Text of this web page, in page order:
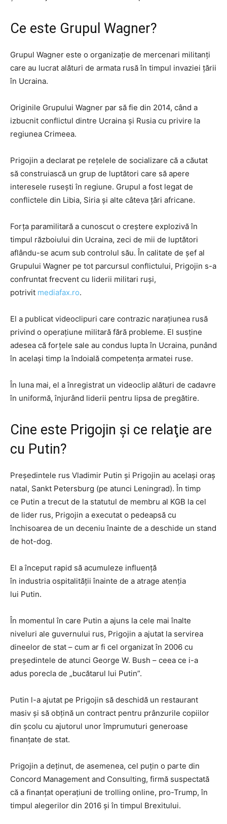
Ce este Grupul Wagner?
Grupul Wagner este o organizaţie de mercenari militanţi
care au lucrat alături de armata rusă în timpul invaziei ţării
în Ucraina.
Originile Grupului Wagner par să fie din 2014, când a
izbucnit conflictul dintre Ucraina şi Rusia cu privire la
regiunea Crimeea.
Prigojin a declarat pe reţelele de socializare că a căutat
să construiască un grup de luptători care să apere
interesele ruseşti în regiune. Grupul a fost legat de
conflictele din Libia, Siria şi alte câteva ţări africane.
Forţa paramilitară a cunoscut o creştere explozivă în
timpul războiului din Ucraina, zeci de mii de luptători
aflându-se acum sub controlul său. În calitate de şef al
Grupului Wagner pe tot parcursul conflictului, Prigojin s-a
confruntat frecvent cu liderii militari ruşi,
potrivit mediafax.ro.
El a publicat videoclipuri care contrazic naraţiunea rusă
privind o operaţiune militară fără probleme. El susţine
adesea că forţele sale au condus lupta în Ucraina, punând
în acelaşi timp la îndoială competenţa armatei ruse.
În luna mai, el a înregistrat un videoclip alături de cadavre
în uniformă, înjurând liderii pentru lipsa de pregătire.
Cine este Prigojin şi ce relaţie are
cu Putin?
Preşedintele rus Vladimir Putin şi Prigojin au acelaşi oraş
natal, Sankt Petersburg (pe atunci Leningrad). În timp
ce Putin a trecut de la statutul de membru al KGB la cel
de lider rus, Prigojin a executat o pedeapsă cu
închisoarea de un deceniu înainte de a deschide un stand
de hot-dog.
El a început rapid să acumuleze influenţă
în industria ospitalităţii înainte de a atrage atenţia
lui Putin.
În momentul în care Putin a ajuns la cele mai înalte
niveluri ale guvernului rus, Prigojin a ajutat la servirea
dineelor de stat – cum ar fi cel organizat în 2006 cu
preşedintele de atunci George W. Bush – ceea ce i-a
adus porecla de „bucătarul lui Putin”.
Putin l-a ajutat pe Prigojin să deschidă un restaurant
masiv şi să obţină un contract pentru prânzurile copiilor
din şcolu cu ajutorul unor împrumuturi generoase
finanţate de stat.
Prigojin a deţinut, de asemenea, cel puţin o parte din
Concord Management and Consulting, firmă suspectată
că a finanţat operaţiuni de trolling online, pro-Trump, în
timpul alegerilor din 2016 şi în timpul Brexitului.